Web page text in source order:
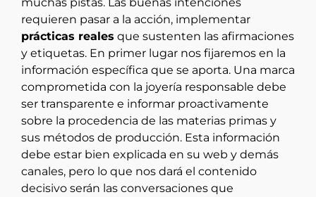
requieren pasar a la acción, implementar
prácticas reales que sustenten las afirmaciones
y etiquetas. En primer lugar nos fijaremos en la
información específica que se aporta. Una marca
comprometida con la joyería responsable debe
ser transparente e informar proactivamente
sobre la procedencia de las materias primas y
sus métodos de producción. Esta información
debe estar bien explicada en su web y demás
canales, pero lo que nos dará el contenido
decisivo serán las conversaciones que